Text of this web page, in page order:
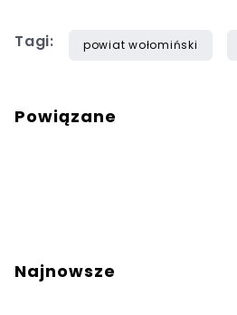
Tagi: powiat wołomiński
Powiązane
Najnowsze